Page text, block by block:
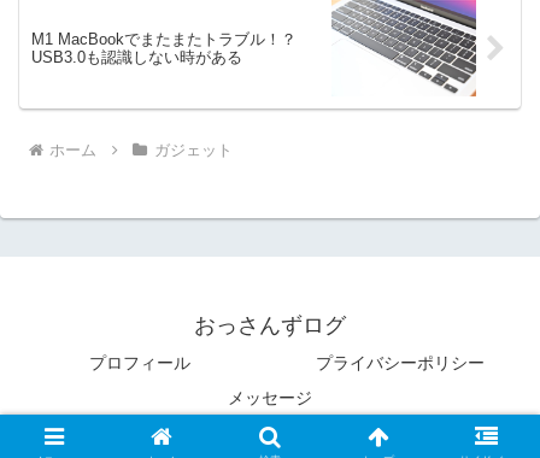
M1 MacBookでまたまたトラブル！？
USB3.0も認識しない時がある
ホーム ガジェット
おっさんずログ
プロフィール
プライバシーポリシー
メッセージ
© 2019 おっさんずログ.